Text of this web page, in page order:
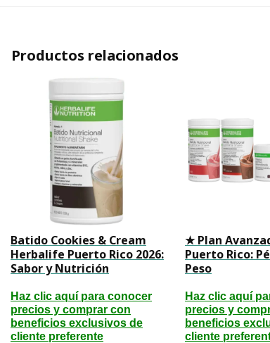
Productos relacionados
Batido Cookies & Cream
Herbalife Puerto Rico 2026:
Sabor y Nutrición
Haz clic aquí para conocer
precios y comprar con
beneficios exclusivos de
cliente preferente
★ Plan
Puerto Rico:
Peso
Haz clic aquí
precios y
beneficios
cliente